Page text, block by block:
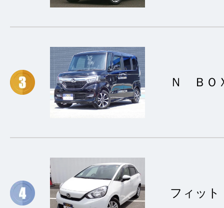
Ｎ ＢＯ
フィット